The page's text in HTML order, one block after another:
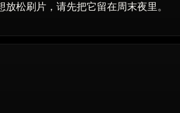
松刷片，请先把它留在周末夜里。